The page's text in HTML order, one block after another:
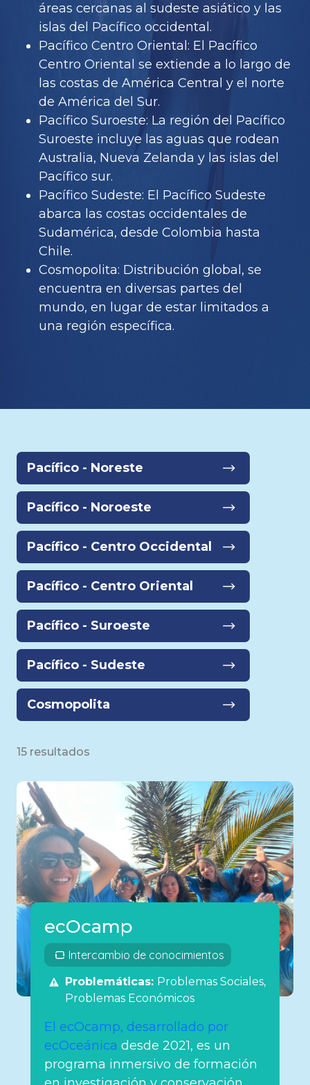
áreas cercanas al sudeste asiático y las
islas del Pacífico occidental.
Pacífico Centro Oriental: El Pacífico
Centro Oriental se extiende a lo largo de
las costas de América Central y el norte
de América del Sur.
Pacífico Suroeste: La región del Pacífico
Suroeste incluye las aguas que rodean
Australia, Nueva Zelanda y las islas del
Pacífico sur.
Pacífico Sudeste: El Pacífico Sudeste
abarca las costas occidentales de
Sudamérica, desde Colombia hasta
Chile.
Cosmopolita: Distribución global, se
encuentra en diversas partes del
mundo, en lugar de estar limitados a
una región específica.
Pacífico - Noreste
Pacífico - Noroeste
Pacífico - Centro Occidental
Pacífico - Centro Oriental
Pacífico - Suroeste
Pacífico - Sudeste
Cosmopolita
15 resultados
ecOcamp
Intercambio de conocimientos
Problemáticas: Problemas Sociales
Problemas Económicos
El ecOcamp, desarrollado por
ecOceánica desde 2021, es un
programa inmersivo de formación